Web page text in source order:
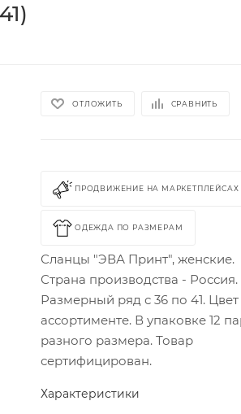
ОТЛОЖИТЬ СРАВНИТЬ
ПРОДВИЖЕНИЕ НА МАРКЕТПЛЕЙСАХ
ОДЕЖДА ПО РАЗМЕРАМ
Сланцы "ЭВА Принт", женские.
Страна производства - Россия.
Размерный ряд с 36 по 41. Цвет
ассортименте. В упаковке 12
разного размера. Товар
сертифицирован.
Характеристики